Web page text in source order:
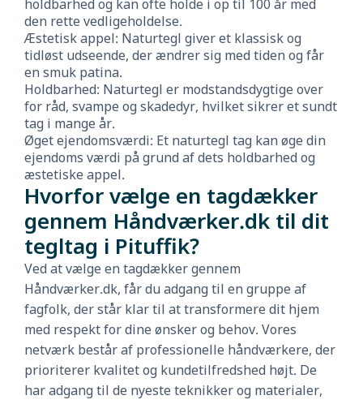
holdbarhed og kan ofte holde i op til 100 år med
den rette vedligeholdelse.
Æstetisk appel: Naturtegl giver et klassisk og
tidløst udseende, der ændrer sig med tiden og får
en smuk patina.
Holdbarhed: Naturtegl er modstandsdygtige over
for råd, svampe og skadedyr, hvilket sikrer et sundt
tag i mange år.
Øget ejendomsværdi: Et naturtegl tag kan øge din
ejendoms værdi på grund af dets holdbarhed og
æstetiske appel.
Hvorfor vælge en tagdækker
gennem Håndværker.dk til dit
tegltag i Pituffik?
Ved at vælge en tagdækker gennem
Håndværker.dk, får du adgang til en gruppe af
fagfolk, der står klar til at transformere dit hjem
med respekt for dine ønsker og behov. Vores
netværk består af professionelle håndværkere, der
prioriterer kvalitet og kundetilfredshed højt. De
har adgang til de nyeste teknikker og materialer,